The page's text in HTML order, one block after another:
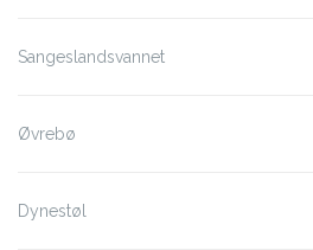
Sangeslandsvannet
Øvrebø
Dynestøl